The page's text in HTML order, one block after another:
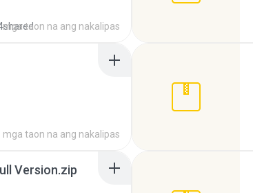
mga taon na ang nakalipas
mga taon na ang nakalipas
Version.zip